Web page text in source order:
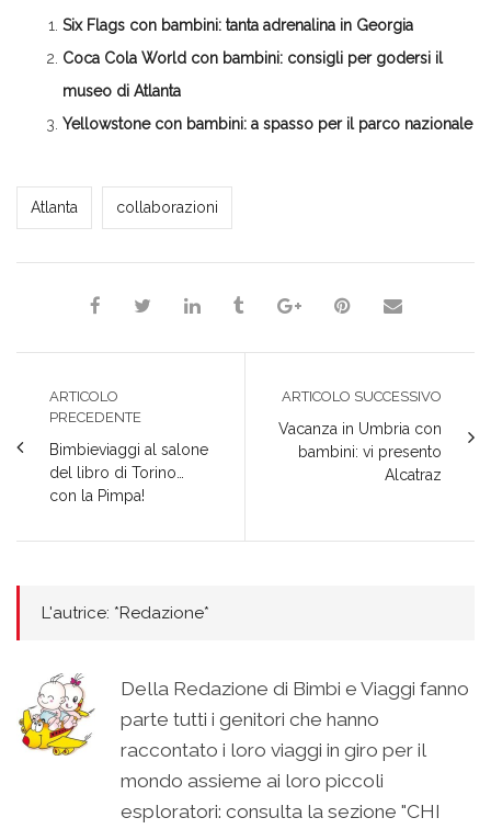
in
una
finestra)
in
nuova
finestra)
apre
in
nuova
finestra)
apre
in
nuova
finestra)
una
nuova
Six Flags con bambini: tanta adrenalina in Georgia
Coca Cola World con bambini: consigli per godersi il
museo di Atlanta
Yellowstone con bambini: a spasso per il parco nazionale
*Redazione*
Atlanta
collaborazioni
ARTICOLO
PRECEDENTE
Bimbieviaggi al salone
del libro di Torino…
con la Pimpa!
ARTICOLO SUCCESSIVO
Vacanza in Umbria con
bambini: vi presento
Alcatraz
L'autrice: *Redazione*
Della Redazione di Bimbi e Viaggi fanno
parte tutti i genitori che hanno
raccontato i loro viaggi in giro per il
mondo assieme ai loro piccoli
esploratori: consulta la sezione "CHI